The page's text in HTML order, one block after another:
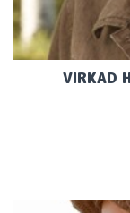
VIRKAD